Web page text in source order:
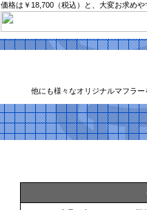
価格は￥18,700（税込）と、大変お求め
他にも様々なオリジナルマフラ